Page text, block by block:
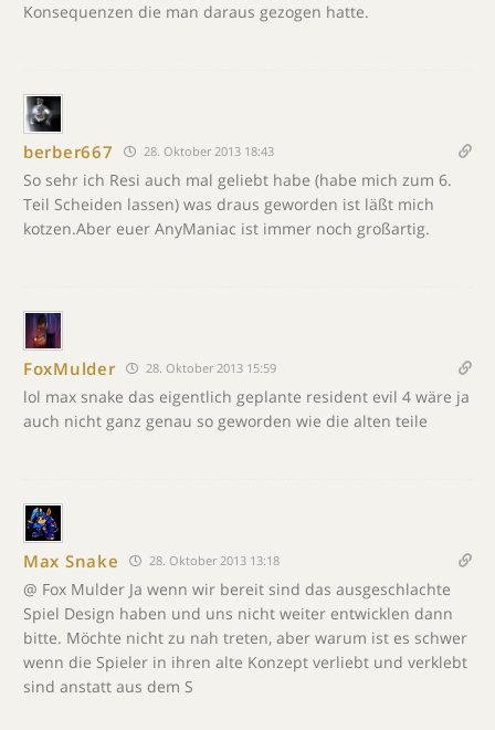
Konsequenzen die man daraus gezogen hatte.
berber667 28. Oktober 2013 18:43
So sehr ich Resi auch mal geliebt habe (habe mich zum 6.
Teil Scheiden lassen) was draus geworden ist läßt mich
kotzen.Aber euer AnyManiac ist immer noch großartig.
FoxMulder 28. Oktober 2013 15:59
lol max snake das eigentlich geplante resident evil 4 wäre ja
auch nicht ganz genau so geworden wie die alten teile
Max Snake 28. Oktober 2013 13:18
@ Fox Mulder Ja wenn wir bereit sind das ausgeschlachte
Spiel Design haben und uns nicht weiter entwicklen dann
bitte. Möchte nicht zu nah treten, aber warum ist es schwer
wenn die Spieler in ihren alte Konzept verliebt und verklebt
sind anstatt aus dem S